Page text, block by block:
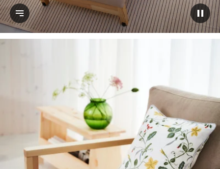
إيقاف مؤقت للفيديو عرض النص